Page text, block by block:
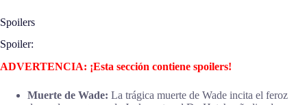
Spoilers
Spoiler:
ADVERTENCIA: ¡Esta sección contiene spoilers!
Muerte de Wade: La trágica muerte de Wade incita el feroz